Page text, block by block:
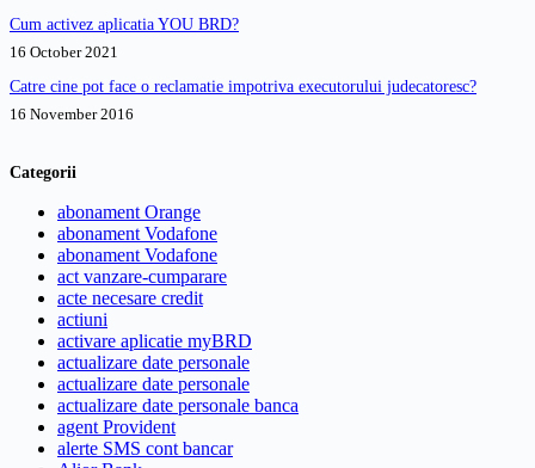
Cum activez aplicatia YOU BRD?
16 October 2021
Catre cine pot face o reclamatie impotriva executorului judecatoresc?
16 November 2016
Categorii
abonament Orange
abonament Vodafone
abonament Vodafone
act vanzare-cumparare
acte necesare credit
actiuni
activare aplicatie myBRD
actualizare date personale
actualizare date personale
actualizare date personale banca
agent Provident
alerte SMS cont bancar